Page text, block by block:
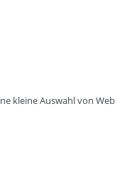
kleine Auswahl von